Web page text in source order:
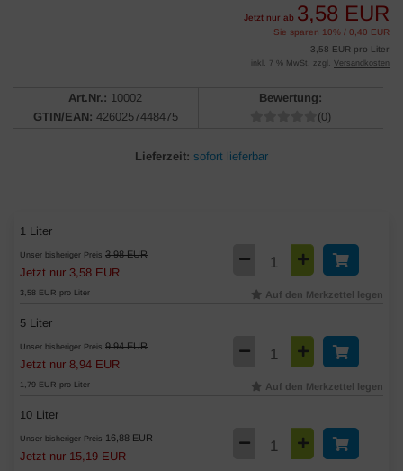
Jetzt nur ab 3,58 EUR
Sie sparen 10% / 0,40 EUR
3,58 EUR pro Liter
inkl. 7 % MwSt. zzgl. Versandkosten
Art.Nr.: 10002
GTIN/EAN: 4260257448475
Bewertung:
(0)
Lieferzeit: sofort lieferbar
1 Liter
Unser bisheriger Preis 3,98 EUR
Jetzt nur 3,58 EUR
3,58 EUR pro Liter Auf den Merkzettel legen
5 Liter
Unser bisheriger Preis 9,94 EUR
Jetzt nur 8,94 EUR
1,79 EUR pro Liter Auf den Merkzettel legen
10 Liter
Unser bisheriger Preis 16,88 EUR
Jetzt nur 15,19 EUR